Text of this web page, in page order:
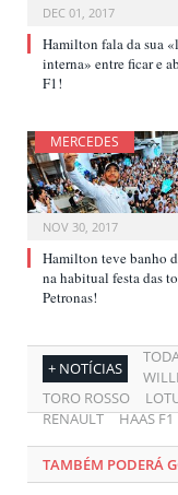
DEC 01, 2017
Hamilton fala da sua
interna» entre ficar e
F1!
MERCEDES
NOV 30, 2017
Hamilton teve banho
na habitual festa das
Petronas!
+ NOTÍCIAS
TORO ROSSO
RENAULT
HAAS F1
TAMBÉM PODERÁ